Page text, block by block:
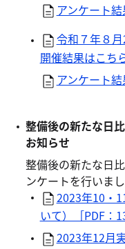
アンケート結
令和７年８
開催結果はこち
アンケート
整備後の新たな日
お知らせ
整備後の新たな日
ンケートを行いま
2023年10・
いて）［PDF：
2023年12月